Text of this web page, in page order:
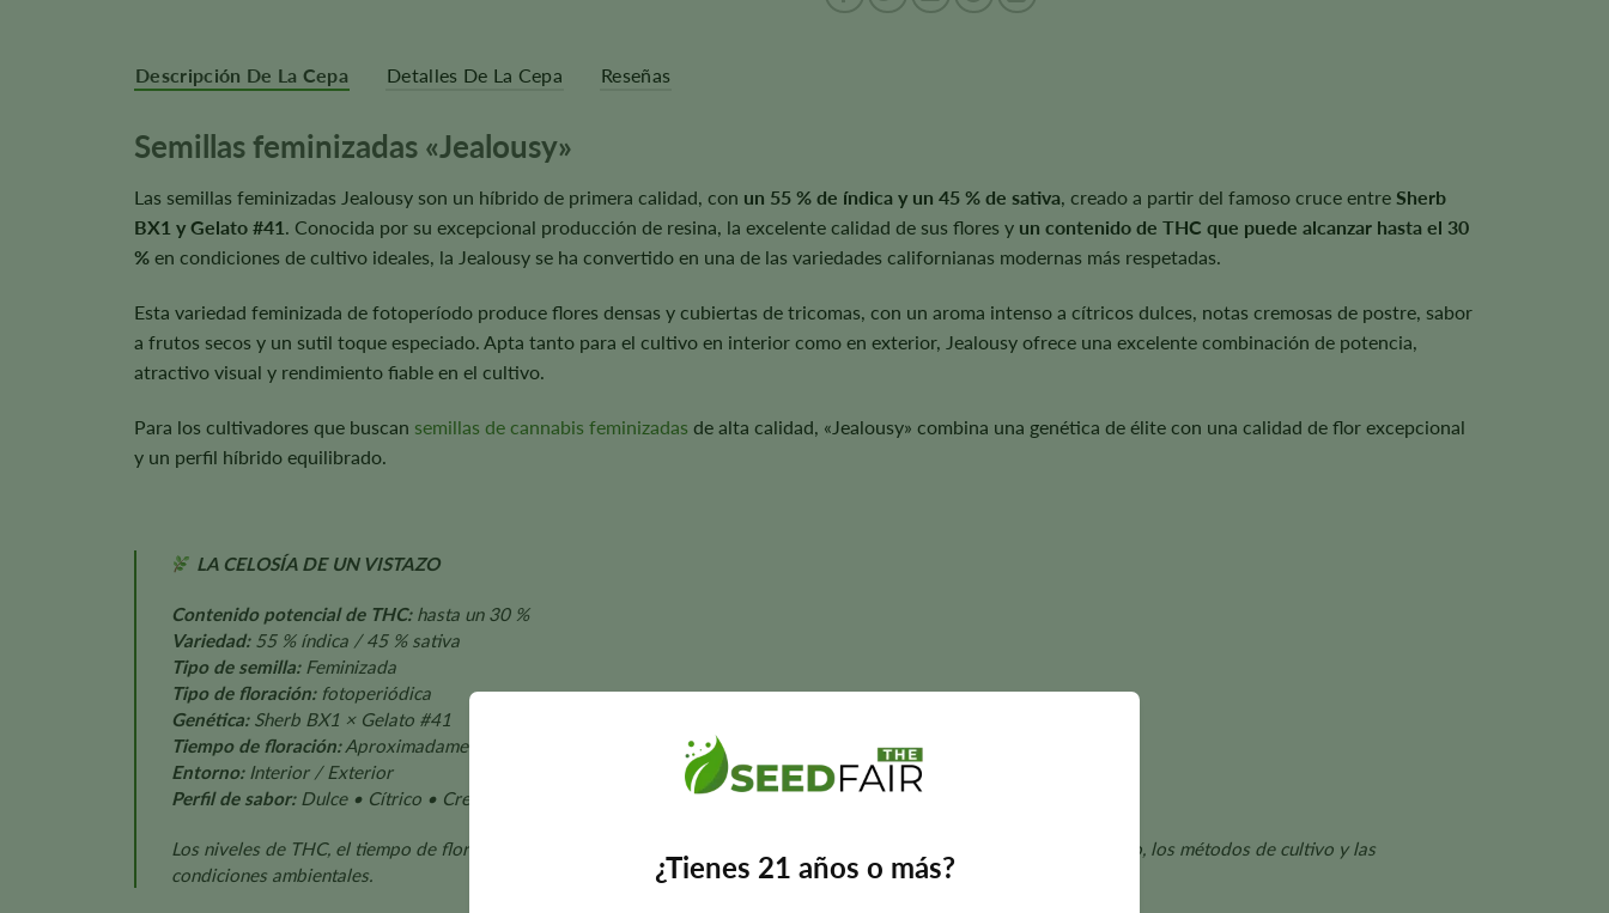
¿Tienes 21 años o más?
Descripción De La Cepa Detalles De La Cepa Reseñas
Semillas feminizadas «Jealousy»
Las semillas feminizadas Jealousy son un híbrido de primera calidad, con un 55 % de índica y un 45 % de sativa, creado a partir del famoso cruce entre Sherb
BX1 y Gelato #41 . Conocida por su excepcional producción de resina, la excelente calidad de sus flores y un contenido de THC que puede alcanzar hasta el 30
% en condiciones de cultivo ideales, la Jealousy se ha convertido en una de las variedades californianas modernas más respetadas.
Esta variedad feminizada de fotoperíodo produce flores densas y cubiertas de tricomas, con un aroma intenso a cítricos dulces, notas cremosas de postre, sabor
a frutos secos y un sutil toque especiado. Apta tanto para el cultivo en interior como en exterior, Jealousy ofrece una excelente combinación de potencia,
atractivo visual y rendimiento fiable en el cultivo.
Para los cultivadores que buscan semillas de cannabis feminizadas de alta calidad, «Jealousy» combina una genética de élite con una calidad de flor excepcional
y un perfil híbrido equilibrado.
LA CELOSÍA DE UN VISTAZO
Contenido potencial de THC:hasta un 30 %
Variedad:55 % índica / 45 % sativa
Tipo de semilla:Feminizada
Tipo de floración:fotoperiódica
Genética:Sherb BX1 × Gelato #41
Tiempo de floración:Aproximadamente 8-10 semanas
Entorno:Interior / Exterior
Perfil de sabor:Dulce • Cítrico • Cremoso • A frutos secos • Picante
Los niveles de THC, el tiempo de floración, el tamaño de la planta y el rendimiento pueden variar en función del fenotipo, los métodos de cultivo y las
condiciones ambientales.